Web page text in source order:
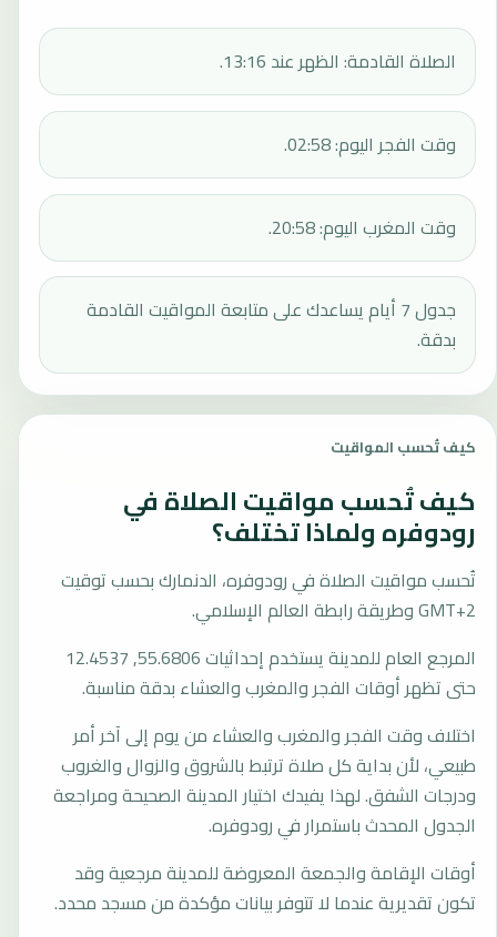
الصلاة القادمة: الظهر عند 13:16.
وقت الفجر اليوم: 02:58.
وقت المغرب اليوم: 20:58.
جدول 7 أيام يساعدك على متابعة المواقيت القادمة
بدقة.
كيف تُحسب المواقيت
كيف تُحسب مواقيت الصلاة في
رودوفره ولماذا تختلف؟
تُحسب مواقيت الصلاة في رودوفره، الدنمارك بحسب توقيت
GMT+2 وطريقة رابطة العالم الإسلامي.
المرجع العام للمدينة يستخدم إحداثيات 55.6806, 12.4537
حتى تظهر أوقات الفجر والمغرب والعشاء بدقة مناسبة.
اختلاف وقت الفجر والمغرب والعشاء من يوم إلى آخر أمر
طبيعي، لأن بداية كل صلاة ترتبط بالشروق والزوال والغروب
ودرجات الشفق. لهذا يفيدك اختيار المدينة الصحيحة ومراجعة
الجدول المحدث باستمرار في رودوفره.
أوقات الإقامة والجمعة المعروضة للمدينة مرجعية وقد
تكون تقديرية عندما لا تتوفر بيانات مؤكدة من مسجد محدد.